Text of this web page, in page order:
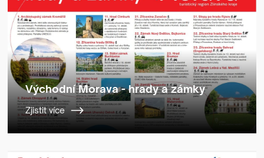
Východní Morava - hrady a zámky
Zjistit více